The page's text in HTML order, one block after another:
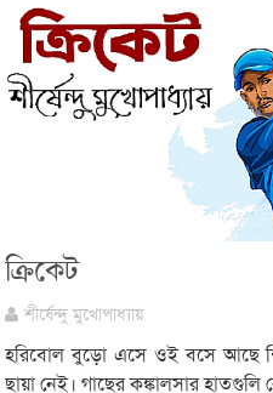
ক্রিকেট
শীর্ষেন্দু মুখোপাধ্যায়
হরিবোল বুড়ো এসে ওই বসে আছে
ছায়া নেই। গাছের কঙ্কালসার